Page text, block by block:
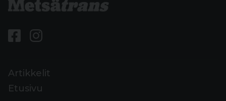
Artikkelit
Etusivu